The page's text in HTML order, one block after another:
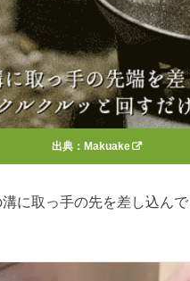
出典：Makuake
に取っ手の先を差し込ん